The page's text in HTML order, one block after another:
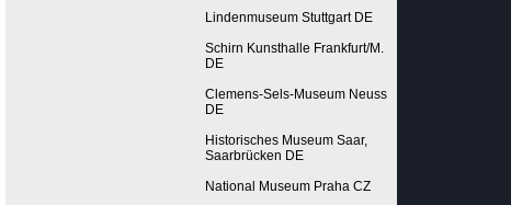
Lindenmuseum Stuttgart DE
Schirn Kunsthalle Frankfurt/M.
DE
Clemens-Sels-Museum Neuss
DE
Historisches Museum Saar,
Saarbrücken DE
National Museum Praha CZ